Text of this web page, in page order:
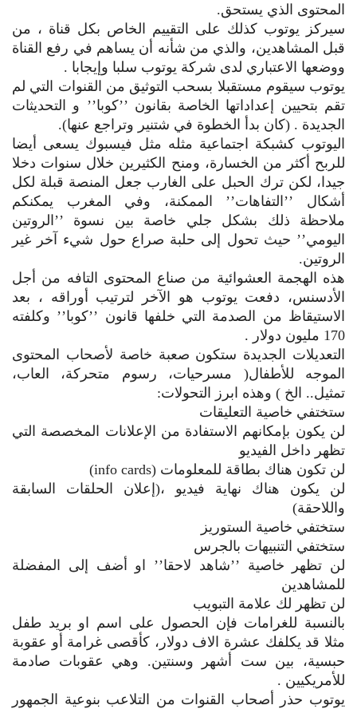
المحتوى الذي يستحق.
سيركز يوتوب كذلك على التقييم الخاص بكل قناة ، من
قبل المشاهدين، والذي من شأنه أن يساهم في رفع القناة
ووضعها الاعتباري لدى شركة يوتوب سلبا وإيجابا .
يوتوب سيقوم مستقبلا بسحب التوثيق من القنوات التي لم
تقم بتحيين إعداداتها الخاصة بقانون ’’كوبا’’ و التحديثات
الجديدة . (كان بدأ الخطوة في شتنير وتراجع عنها).
اليوتوب كشبكة اجتماعية مثله مثل فيسبوك يسعى أيضا
للربح أكثر من الخسارة، ومنح الكثيرين خلال سنوات دخلا
جيدا، لكن ترك الحبل على الغارب جعل المنصة قبلة لكل
أشكال ’’التفاهات’’ الممكنة، وفي المغرب يمكنكم
ملاحظة ذلك بشكل جلي خاصة بين نسوة ’’الروتين
اليومي’’ حيث تحول إلى حلبة صراع حول شيء آخر غير
الروتين.
هذه الهجمة العشوائية من صناع المحتوى التافه من أجل
الأدسنس، دفعت يوتوب هو الآخر لترتيب أوراقه ، بعد
الاستيقاظ من الصدمة التي خلفها قانون ’’كوبا’’ وكلفته
170 مليون دولار .
التعديلات الجديدة ستكون صعبة خاصة لأصحاب المحتوى
الموجه للأطفال( مسرحيات، رسوم متحركة، العاب،
تمثيل.. الخ ) وهذه ابرز التحولات:
ستختفي خاصية التعليقات
لن يكون بإمكانهم الاستفادة من الإعلانات المخصصة التي
تظهر داخل الفيديو
لن تكون هناك بطاقة للمعلومات (info cards)
لن يكون هناك نهاية فيديو ،(إعلان الحلقات السابقة
واللاحقة)
ستختفي خاصية الستوريز
ستختفي التنبيهات بالجرس
لن تظهر خاصية ’’شاهد لاحقا’’ او أضف إلى المفضلة
للمشاهدين
لن تظهر لك علامة التبويب
بالنسبة للغرامات فإن الحصول على اسم او بريد طفل
مثلا قد يكلفك عشرة الاف دولار، كأقصى غرامة أو عقوبة
حبسية، بين ست أشهر وسنتين. وهي عقوبات صادمة
للأمريكيين .
يوتوب حذر أصحاب القنوات من التلاعب بنوعية الجمهور